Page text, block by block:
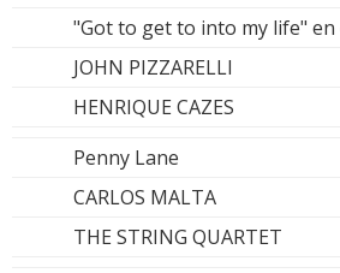
"Got to get to into my life" en
JOHN PIZZARELLI
HENRIQUE CAZES
Penny Lane
CARLOS MALTA
THE STRING QUARTET